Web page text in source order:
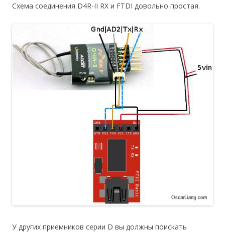
Схема соединения D4R-II RX и FTDI довольно простая.
У других приемников серии D вы должны поискать